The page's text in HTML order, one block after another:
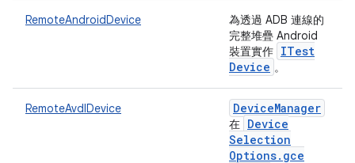
RemoteAndroidDevice
為透過 ADB 連線的
完整堆疊 Android
裝置實作 ITest
Device 。
RemoteAvdIDevice DeviceManager
在 Device
Selection
Options. gce